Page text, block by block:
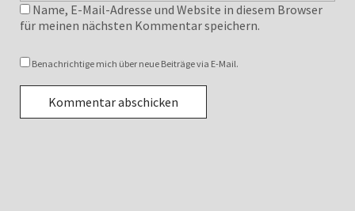
Name, E-Mail-Adresse und Website in diesem Browser
für meinen nächsten Kommentar speichern.
Benachrichtige mich über neue Beiträge via E-Mail.